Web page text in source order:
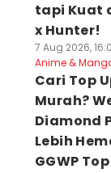
tapi Kuat
x Hunter!
7 Aug 2026,
Anime &
Cari Top
Murah?
Diamond
Lebih
GGWP